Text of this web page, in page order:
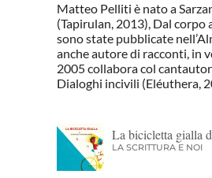
Matteo Pelliti è nato a
(Tapirulan, 2013), Dal
sono state pubblicate
anche autore di racconti, in
2005 collabora col
Dialoghi incivili (Eléuthera,
La bicicletta gialla
LA SCRITTURA E NOI